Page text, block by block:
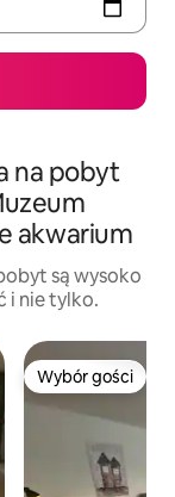
na pobyt
akwarium
są wysoko
i nie tylko.
Wybór gości
Wybór gości